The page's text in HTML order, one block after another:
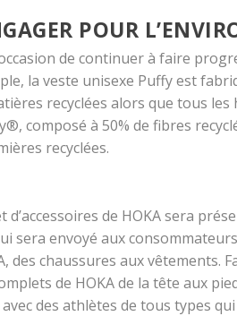
POUR
de continuer à faire
la veste unisexe Puffy est
recyclées alors que tous
composé à 50% de fibres
recyclées.
de HOKA sera
sera envoyé aux
des chaussures aux vêtements.
de HOKA de la tête aux
des athlètes de tous types